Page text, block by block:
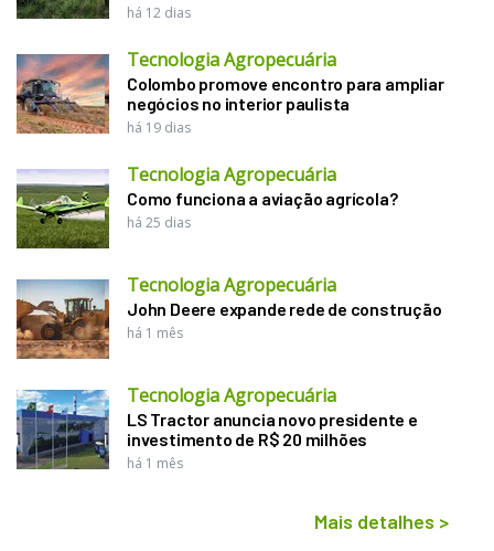
há 12 dias
Tecnologia Agropecuária
Colombo promove encontro para ampliar
negócios no interior paulista
há 19 dias
Tecnologia Agropecuária
Como funciona a aviação agrícola?
há 25 dias
Tecnologia Agropecuária
John Deere expande rede de construção
há 1 mês
Tecnologia Agropecuária
LS Tractor anuncia novo presidente e
investimento de R$ 20 milhões
há 1 mês
Mais detalhes >